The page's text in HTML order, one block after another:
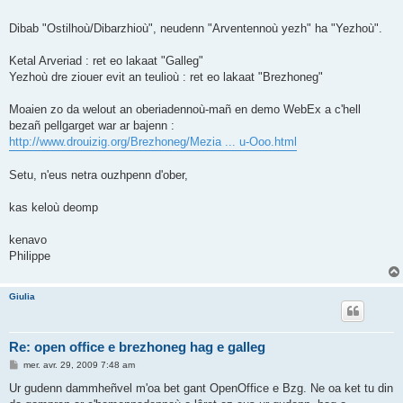
Dibab "Ostilhoù/Dibarzhioù", neudenn "Arventennoù yezh" ha "Yezhoù".
Ketal Arveriad : ret eo lakaat "Galleg"
Yezhoù dre ziouer evit an teulioù : ret eo lakaat "Brezhoneg"
Moaien zo da welout an oberiadennoù-mañ en demo WebEx a c'hell
bezañ pellgarget war ar bajenn :
http://www.drouizig.org/Brezhoneg/Mezia ... u-Ooo.html
Setu, n'eus netra ouzhpenn d'ober,
kas keloù deomp
kenavo
Philippe
Giulia
Re: open office e brezhoneg hag e galleg
M
s
mer. avr. 29, 2009 7:48 am
Ur gudenn dammheñvel m'oa bet gant OpenOffice e Bzg. Ne oa ket tu din